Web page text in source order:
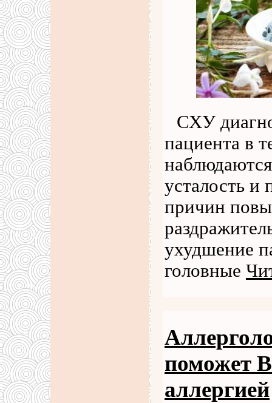
СХУ
пациента в
усталость и
причин
ухудшение
головные
поможет
аллергией